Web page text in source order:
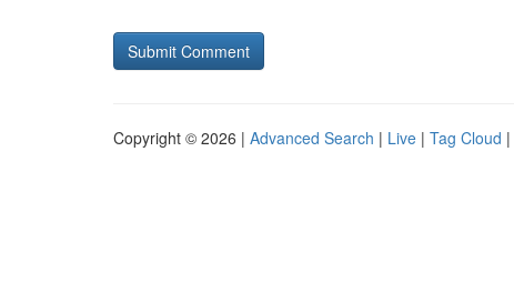
Copyright © 2026 | Advanced Search | Live | Tag Cloud |